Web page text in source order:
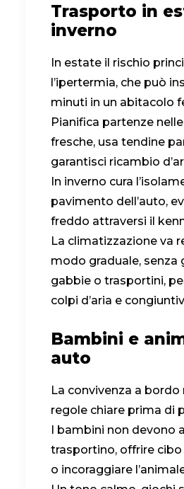
Trasporto in
inverno
In estate il rischio
l’ipertermia, che può
minuti in un abitacolo
Pianifica partenze
fresche, usa tendine
garantisci ricambio
In inverno cura
pavimento dell’auto,
freddo attraversi il
La climatizzazione va
modo graduale, senza
gabbie o trasportini,
colpi d’aria e
Bambini e
auto
La convivenza a bordo
regole chiare prima di
I bambini non devono
trasportino, offrire
o incoraggiare